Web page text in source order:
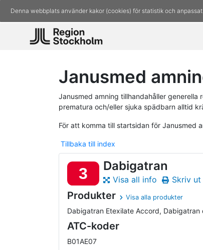
Denna webbplats använder kakor (cookies) för statistik och
Janusmed
Janusmed amning tillhandahåller
prematura och/eller sjuka spädbarn alltid
För att komma till startsidan för Janusmed
Tillbaka till index
3 Dabigatran
Visa all info Skriv ut
Produkter Visa alla produkter
Dabigatran Etexilate Accord,
ATC-koder
B01AE07